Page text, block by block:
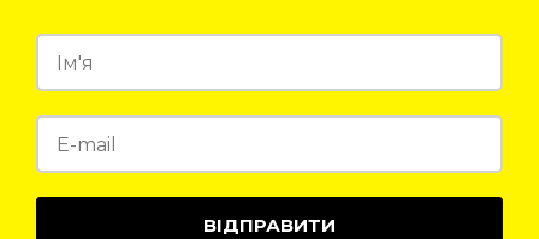
ВІДПРАВИТИ